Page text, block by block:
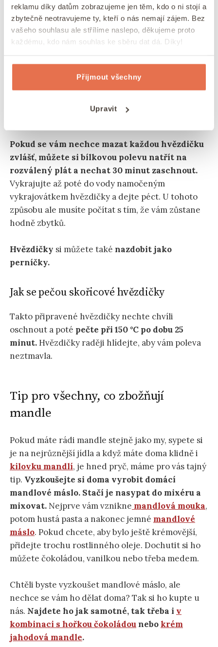
reklamu díky datům zobrazujeme jen těm, kdo o ni stojí a
zbytečně neotravujeme ty, kteří o nás nemají zájem. Bez
vašeho souhlasu ale střílíme naslepo, děkujeme proto
každému, kdo nám souhlas ke sběru dat dá. Díky!
Přijmout všechny
Upravit
Poleva na skořicové hvězdičky s
mandlemi
Polevu na skořicové hvězdičky udělejte
vyšleháním bílků s moučkovým cukrem (ten
přidejte podle chuti) a kapkou citronové šťávy.
Polevu pak nanášejte do středu na vykrojené
Pokud se vám nechce mazat každou hvězdičku
zvlášť, můžete si bílkovou polevu natřít na
rozválený plát a nechat 30 minut zaschnout.
Vykrajujte až poté do vody namočeným
vykrajovátkem hvězdičky a dejte péct. U tohoto
způsobu ale musíte počítat s tím, že vám zůstane
hodně zbytků.
Hvězdičky si můžete také nazdobit jako
perníčky.
Jak se pečou skořicové hvězdičky
Takto připravené hvězdičky nechte chvíli
oschnout a poté pečte při 150 °C po dobu 25
minut.Hvězdičky raději hlídejte, aby vám poleva
neztmavla.
Tip pro všechny, co zbožňují
mandle
Pokud máte rádi mandle stejně jako my, sypete si
je na nejrůznější jídla a když máte doma klidně i
kilovku mandlí, je hned pryč, máme pro vás tajný
tip. Vyzkoušejte si doma vyrobit domácí
mandlové máslo. Stačí je nasypat do mixéru a
mixovat. Nejprve vám vznikne mandlová mouka,
potom hustá pasta a nakonec jemné mandlové
máslo. Pokud chcete, aby bylo ještě krémovější,
přidejte trochu rostlinného oleje. Dochutit si ho
můžete čokoládou, vanilkou nebo třeba medem.
Chtěli byste vyzkoušet mandlové máslo, ale
nechce se vám ho dělat doma? Tak si ho kupte u
nás. Najdete ho jak samotné, tak třeba i v
kombinaci s hořkou čokoládounebo krém
jahodová mandle.